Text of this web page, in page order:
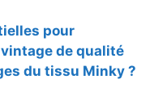
pour
de qualité
du tissu Minky ?